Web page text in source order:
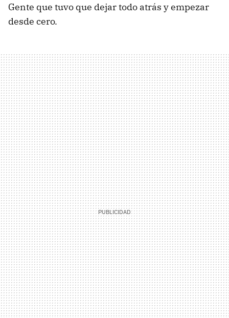
Gente que tuvo que dejar todo atrás y empezar
desde cero.